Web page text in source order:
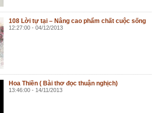
108 Lời tự tại – Nâng cao phẩm chất cuộc sống
12:27:00 - 04/12/2013
Hoa Thiền ( Bài thơ đọc thuận nghịch)
13:46:00 - 14/11/2013